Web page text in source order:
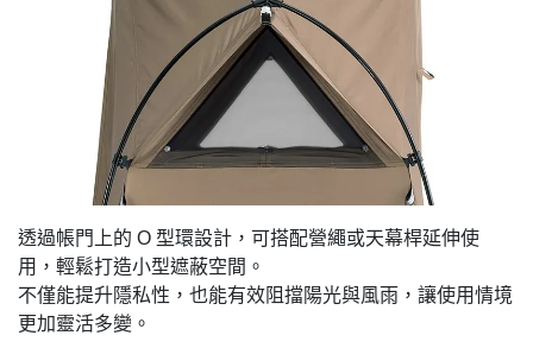
透過帳門上的 O 型環設計，可搭配營繩或天幕桿延伸使
用，輕鬆打造小型遮蔽空間。
不僅能提升隱私性，也能有效阻擋陽光與風雨，讓使用情境
更加靈活多變。